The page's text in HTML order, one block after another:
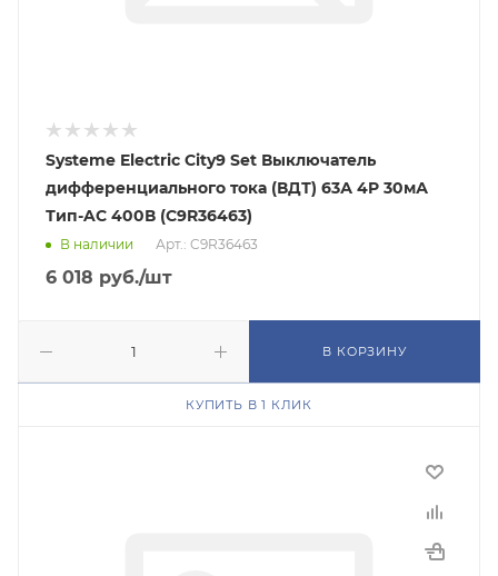
Systeme Electric City9 Set Выключатель
дифференциального тока (ВДТ) 63А 4P 30мА
Тип-AC 400В (C9R36463)
В наличии Арт.: C9R36463
6 018 руб./шт
В КОРЗИНУ
КУПИТЬ В 1 КЛИК